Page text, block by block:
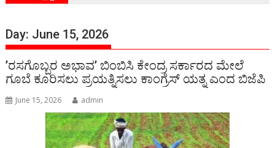
Day: June 15, 2026
ʼರಸಗೊಬ್ಬರ ಅಭಾವʼ ಬಿಂಬಿಸಿ ಕೇಂದ್ರ ಸರ್ಕಾರದ ಮೇಲೆ
ಗೂಬೆ ಕೂರಿಸಲು ಪ್ರಯತ್ನಿಸಲು ಕಾಂಗ್ರೆಸ್ ಯತ್ನ ಎಂದ ಬಿಜೆಪಿ
June 15, 2026 admin